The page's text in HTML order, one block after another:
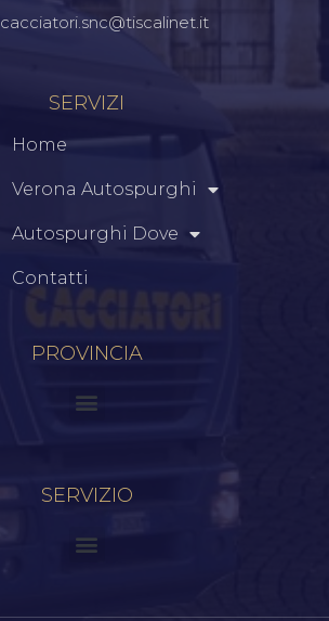
cacciatori.snc@tiscalinet.it
SERVIZI
Home
Verona Autospurghi
Autospurghi Dove
Contatti
PROVINCIA
SERVIZIO